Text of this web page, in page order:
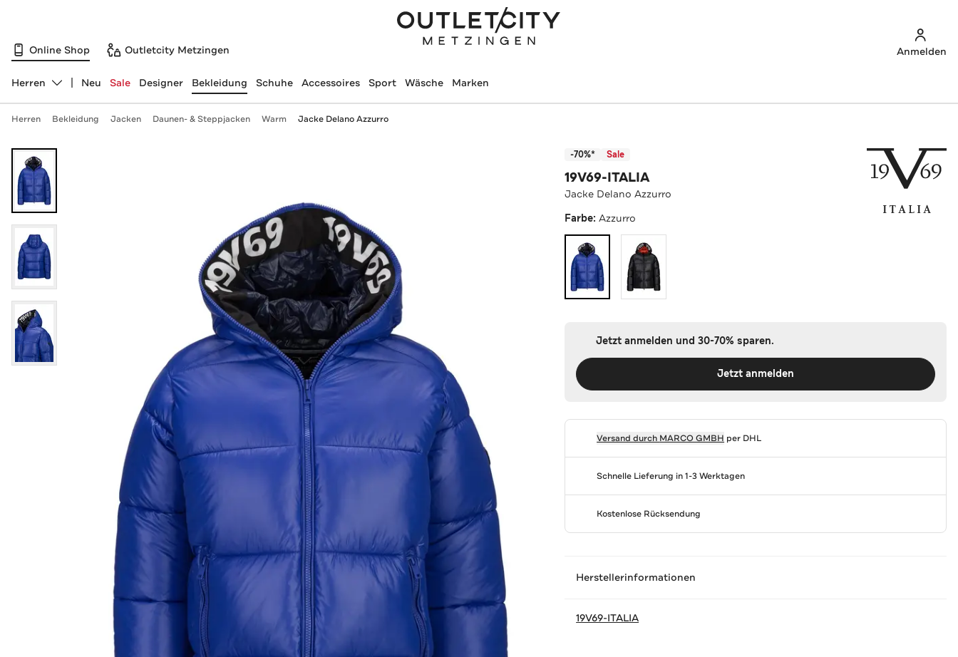
Online Shop Outletcity Metzingen Anmelden
Abteilung ändern, ausgewählt:
Herren Neu Sale Designer Bekleidung Schuhe Accessoires Sport Wäsche Marken
Herren Bekleidung Jacken Daunen- & Steppjacken Warm Jacke Delano Azzurro
-70%* Sale
19V69-ITALIA
Jacke Delano Azzurro
Farbe:Azzurro
Jetzt anmelden und 30-70% sparen.
Jetzt anmelden
Versand durch MARCO GMBH per DHL
Schnelle Lieferung in 1-3 Werktagen
Kostenlose Rücksendung
Herstellerinformationen
19V69-ITALIA